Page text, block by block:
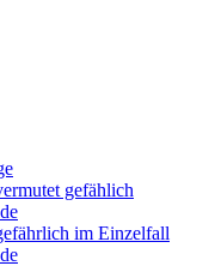
gefählich
im Einzelfall